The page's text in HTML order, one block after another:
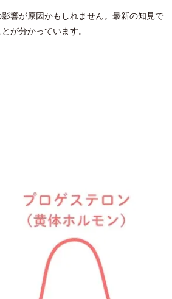
響が原因かもしれません。最新の知見で
が分かっています。